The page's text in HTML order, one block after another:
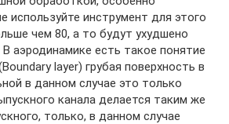
используйте инструмент для этого
чем 80, а то будут ухудшено
аэродинамике есть такое понятие
layer) грубая поверхность в
в данном случае это только
канала делается таким же
только, в данном случае